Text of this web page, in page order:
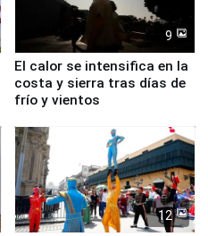
9
El calor se intensifica en la
costa y sierra tras días de
frío y vientos
12